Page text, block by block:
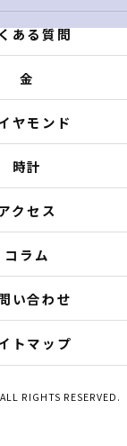
ある質問
金
ヤモンド
時計
クセス
コラム
い合わせ
トマップ
RIGHTS RESERVED.